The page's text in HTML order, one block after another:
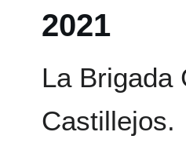
2021
La Brigada
Castillejos.